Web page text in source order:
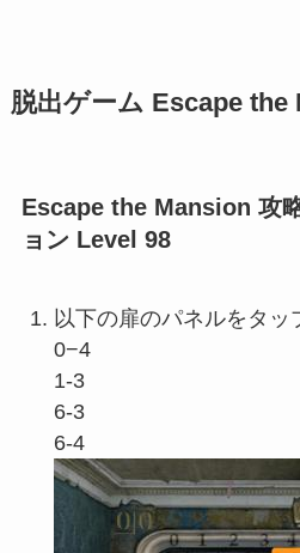
脱出ゲーム Escape the
Escape the Mansion 攻
ョン Level 98
以下の扉のパネルをタッ
0−4
1-3
6-3
6-4